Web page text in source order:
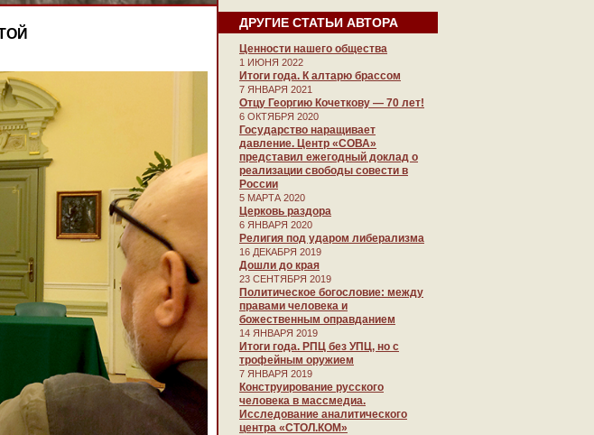
ДРУГИЕ СТАТЬИ АВТОРА
Ценности нашего общества
1 ИЮНЯ 2022
Итоги года. К алтарю брассом
7 ЯНВАРЯ 2021
Отцу Георгию Кочеткову — 70 лет!
6 ОКТЯБРЯ 2020
Государство наращивает
давление. Центр «СОВА»
представил ежегодный доклад о
реализации свободы совести в
России
5 МАРТА 2020
Церковь раздора
6 ЯНВАРЯ 2020
Религия под ударом либерализма
16 ДЕКАБРЯ 2019
Дошли до края
23 СЕНТЯБРЯ 2019
Политическое богословие: между
правами человека и
божественным оправданием
14 ЯНВАРЯ 2019
Итоги года. РПЦ без УПЦ, но с
трофейным оружием
7 ЯНВАРЯ 2019
Конструирование русского
человека в массмедиа.
Исследование аналитического
центра «СТОЛ.КОМ»